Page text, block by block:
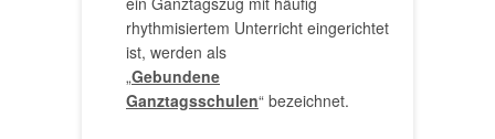
rhythmisiertem Unterricht eingerichtet
ist, werden als
„Gebundene
Ganztagsschulen“ bezeichnet.